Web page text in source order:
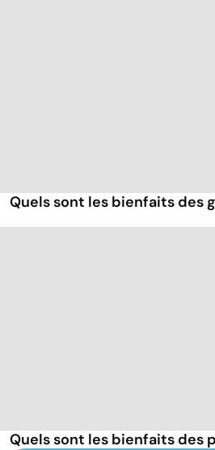
Quels sont les bienfaits des
Quels sont les bienfaits des